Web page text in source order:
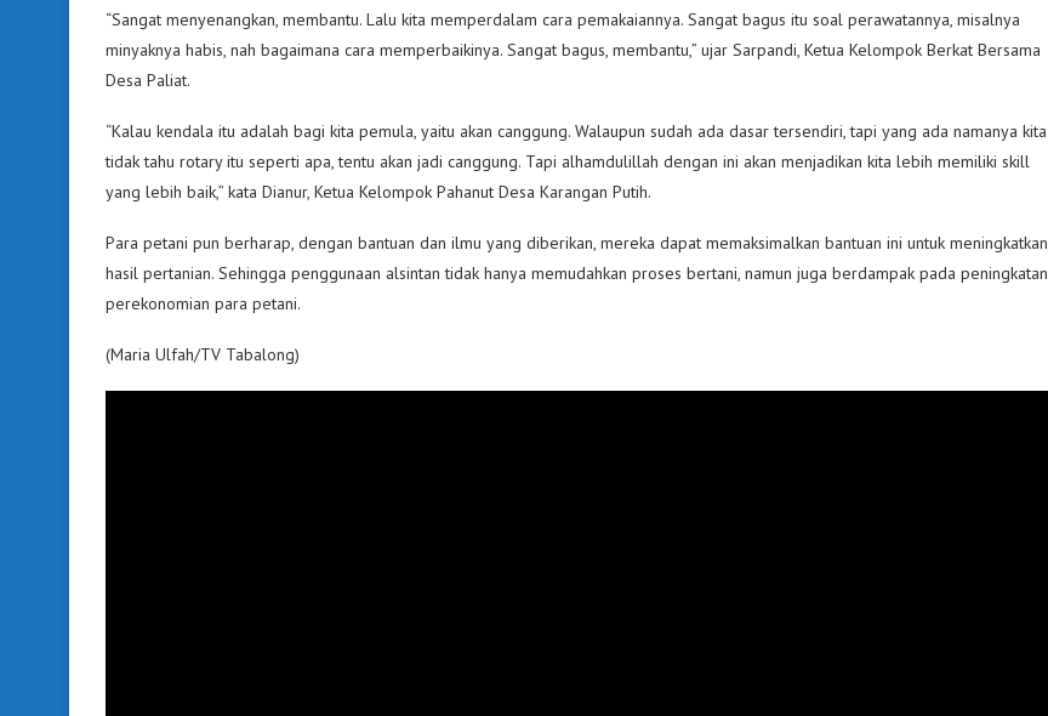
“Sangat menyenangkan, membantu. Lalu kita memperdalam cara pemakaiannya. Sangat bagus itu soal perawatannya, misalnya
minyaknya habis, nah bagaimana cara memperbaikinya. Sangat bagus, membantu,” ujar Sarpandi, Ketua Kelompok Berkat Bersama
Desa Paliat.
“Kalau kendala itu adalah bagi kita pemula, yaitu akan canggung. Walaupun sudah ada dasar tersendiri, tapi yang ada namanya kita
tidak tahu rotary itu seperti apa, tentu akan jadi canggung. Tapi alhamdulillah dengan ini akan menjadikan kita lebih memiliki skill
yang lebih baik,” kata Dianur, Ketua Kelompok Pahanut Desa Karangan Putih.
Para petani pun berharap, dengan bantuan dan ilmu yang diberikan, mereka dapat memaksimalkan bantuan ini untuk meningkatkan
hasil pertanian. Sehingga penggunaan alsintan tidak hanya memudahkan proses bertani, namun juga berdampak pada peningkatan
perekonomian para petani.
(Maria Ulfah/TV Tabalong)